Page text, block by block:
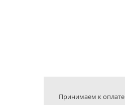
Принимаем к оплате